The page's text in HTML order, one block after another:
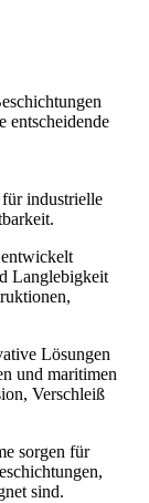
entscheidende
industrielle
Langlebigkeit
Lösungen
und maritimen
Verschleiß
sorgen für
sind.